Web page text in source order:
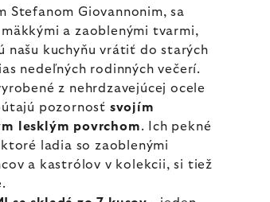
Stefanom Giovannonim, sa
a zaoblenými tvarmi,
našu kuchyňu vrátiť do starých
nedeľných rodinných večerí.
z nehrdzavejúcej ocele
pozornosť svojím
lesklým povrchom. Ich pekné
ladia so zaoblenými
a kastrólov v kolekcii, si tiež